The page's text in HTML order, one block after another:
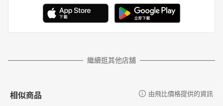
繼續逛其他店舖
相似商品 由飛比價格提供的資訊